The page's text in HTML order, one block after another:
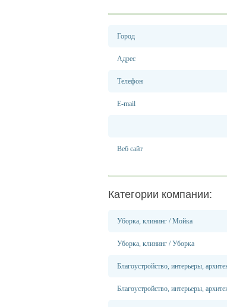
Город
Адрес
Телефон
E-mail
Веб сайт
Категории компании:
Уборка, клининг /Мойка
Уборка, клининг /Уборка
Благоустройство, интерьеры,
Благоустройство, интерьеры,